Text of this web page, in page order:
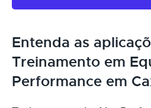
Entenda as
Treinamento em
Performance em